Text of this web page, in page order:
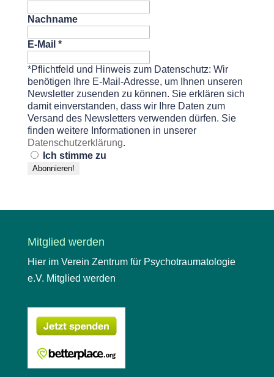
Nachname
E-Mail *
*Pflichtfeld und Hinweis zum Datenschutz: Wir
benötigen Ihre E-Mail-Adresse, um Ihnen unseren
Newsletter zusenden zu können. Sie erklären sich
damit einverstanden, dass wir Ihre Daten zum
Versand des Newsletters verwenden dürfen. Sie
finden weitere Informationen in unserer
Datenschutzerklärung.
Ich stimme zu
Mitglied werden
Hier im Verein Zentrum für Psychotraumatologie
e.V. Mitglied werden